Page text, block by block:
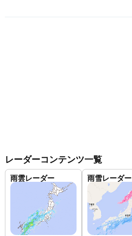
レーダーコンテンツ一覧
雨雲レーダー 雨雪レーダー